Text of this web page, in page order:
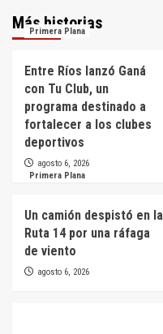
Más historias
Primera Plana
Entre Ríos lanzó Ganá
con Tu Club, un
programa destinado a
fortalecer a los clubes
deportivos
agosto 6, 2026
Primera Plana
Un camión despistó en la
Ruta 14 por una ráfaga
de viento
agosto 6, 2026